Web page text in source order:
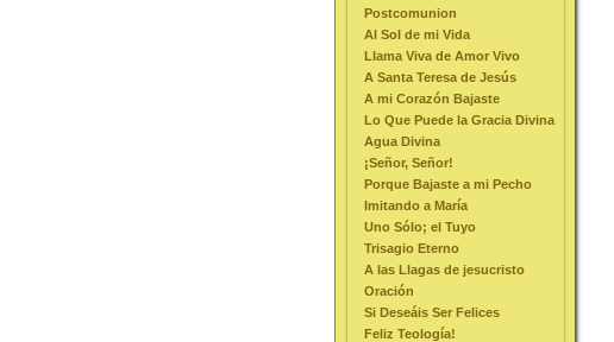
Postcomunion
Al Sol de mi Vida
Llama Viva de Amor Vivo
A Santa Teresa de Jesús
A mi Corazón Bajaste
Lo Que Puede la Gracia Divina
Agua Divina
¡Señor, Señor!
Porque Bajaste a mi Pecho
Imitando a María
Uno Sólo; el Tuyo
Trisagio Eterno
A las Llagas de jesucristo
Oración
Si Deseáis Ser Felices
Feliz Teología!